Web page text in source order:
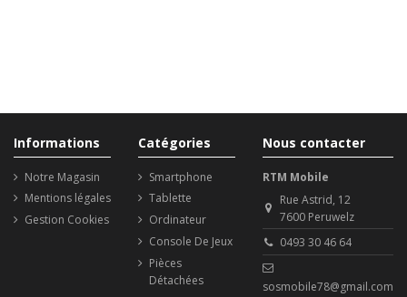
Informations
Notre Magasin
Mentions légales
Gestion Cookies
Catégories
Smartphone
Tablette
Ordinateur
Console De Jeux
Pièces
Détachées
Nous contacter
RTM Mobile
Rue Astrid, 12
7600 Peruwelz
0493 30 46 64
sosmobile78@gmail.com